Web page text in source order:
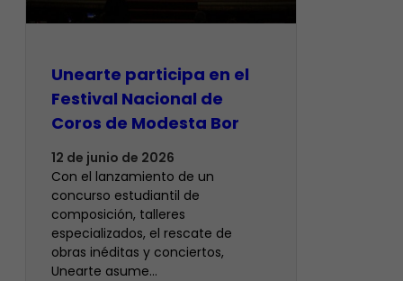
Unearte participa en el
Festival Nacional de
Coros de Modesta Bor
12 de junio de 2026
​Con el lanzamiento de un
concurso estudiantil de
composición, talleres
especializados, el rescate de
obras inéditas y conciertos,
Unearte asume…